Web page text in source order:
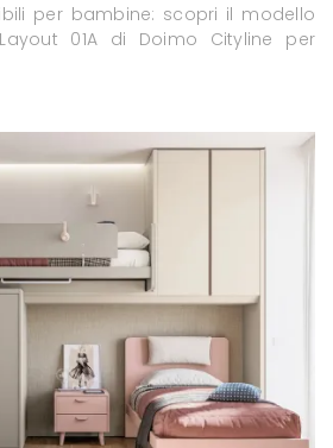
per bambine: scopri il modello
01A di Doimo Cityline per